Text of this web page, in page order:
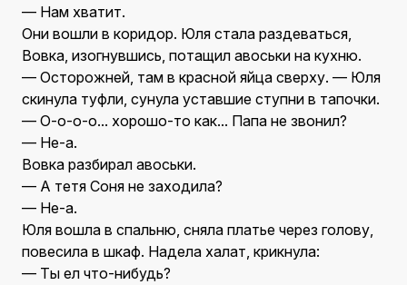
— Нам хватит.
Они вошли в коридор. Юля стала раздеваться,
Вовка, изогнувшись, потащил авоськи на кухню.
— Осторожней, там в красной яйца сверху. — Юля
скинула туфли, сунула уставшие ступни в тапочки.
— О-о-о-о... хорошо-то как... Папа не звонил?
— Не-а.
Вовка разбирал авоськи.
— А тетя Соня не заходила?
— Не-а.
Юля вошла в спальню, сняла платье через голову,
повесила в шкаф. Надела халат, крикнула:
— Ты ел что-нибудь?